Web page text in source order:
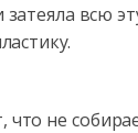
всю
что не